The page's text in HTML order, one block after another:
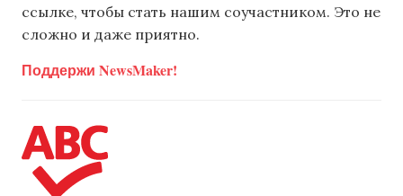
ссылке, чтобы стать нашим соучастником. Это не
сложно и даже приятно.
Поддержи NewsMaker!